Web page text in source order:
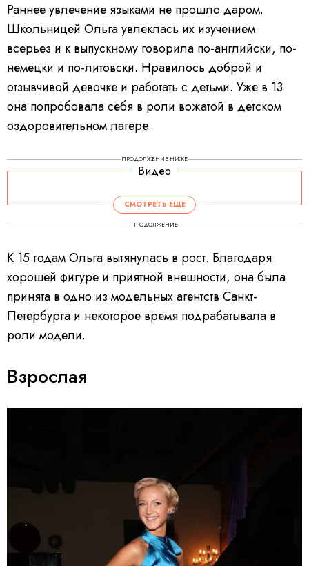
Раннее увлечение языками не прошло даром.
Школьницей Ольга увлеклась их изучением
всерьез и к выпускному говорила по-английски, по-
немецки и по-литовски. Нравилось доброй и
отзывчивой девочке и работать с детьми. Уже в 13
она попробовала себя в роли вожатой в детском
оздоровительном лагере.
ПРОДОЛЖЕНИЕ НИЖЕ
Видео
СМОТРЕТЬ ЕЩЕ
ПРОДОЛЖЕНИЕ
К 15 годам Ольга вытянулась в рост. Благодаря
хорошей фигуре и приятной внешности, она была
принята в одно из модельных агентств Санкт-
Петербурга и некоторое время подрабатывала в
роли модели.
Взрослая